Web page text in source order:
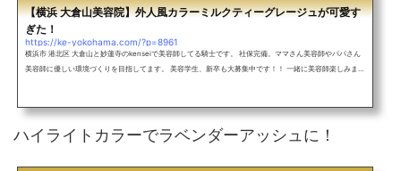
【横浜 大倉山美容院】外人風カラーミルクティーグレージュが可愛す
ぎた！
https://ke-yokohama.com/?p=8961
横浜市 港北区 大倉山と妙蓮寺のkenseiで美容師してる騎士です。 社保完備。ママさん美容師やパパさん
美容師に優しい環境づくりを目指してます。 美容学生、新卒も大募集中です！！ 一緒に美容師楽しみまし
すとで丸みのある縮毛矯正をしたい！ 超絶お待ちしてます！ メンズも大歓迎！バレイヤージュを使ったレ
ッド系カラー！ミル...
ハイライトカラーでラベンダーアッシュに！